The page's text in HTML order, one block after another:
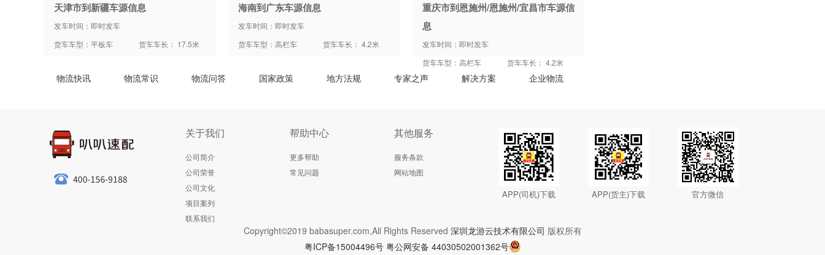
天津市到新疆车源信息
发车时间：即时发车
货车车型：平板车
货车车长： 17.5米
海南到广东车源信息
发车时间：即时发车
货车车型：高栏车
货车车长： 4.2米
重庆市到恩施州/恩施州/宜昌市车源信
息
发车时间：即时发车
货车车型：高栏车
货车车长： 4.2米
物流快讯 物流常识 物流问答 国家政策 地方法规 专家之声 解决方案 企业物流
关于我们
公司简介
公司荣誉
公司文化
项目案列
联系我们
帮助中心
更多帮助
常见问题
其他服务
服务条款
网站地图
APP(司机)下载 APP(货主)下载 官方微信
Copyright©2019 babasuper.com,All Rights Reserved 深圳龙游云技术有限公司 版权所有
粤ICP备15004496号 粤公网安备 44030502001362号